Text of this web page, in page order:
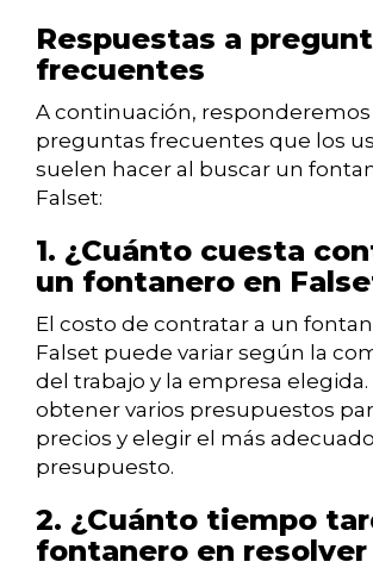
Respuestas a
frecuentes
A continuación,
preguntas frecuentes que los
suelen hacer al buscar un
Falset:
1. ¿Cuánto cuesta
un fontanero en
El costo de contratar a un
Falset puede variar según la
del trabajo y la empresa
obtener varios presupuestos
precios y elegir el más
presupuesto.
2. ¿Cuánto tiempo
fontanero en resolver